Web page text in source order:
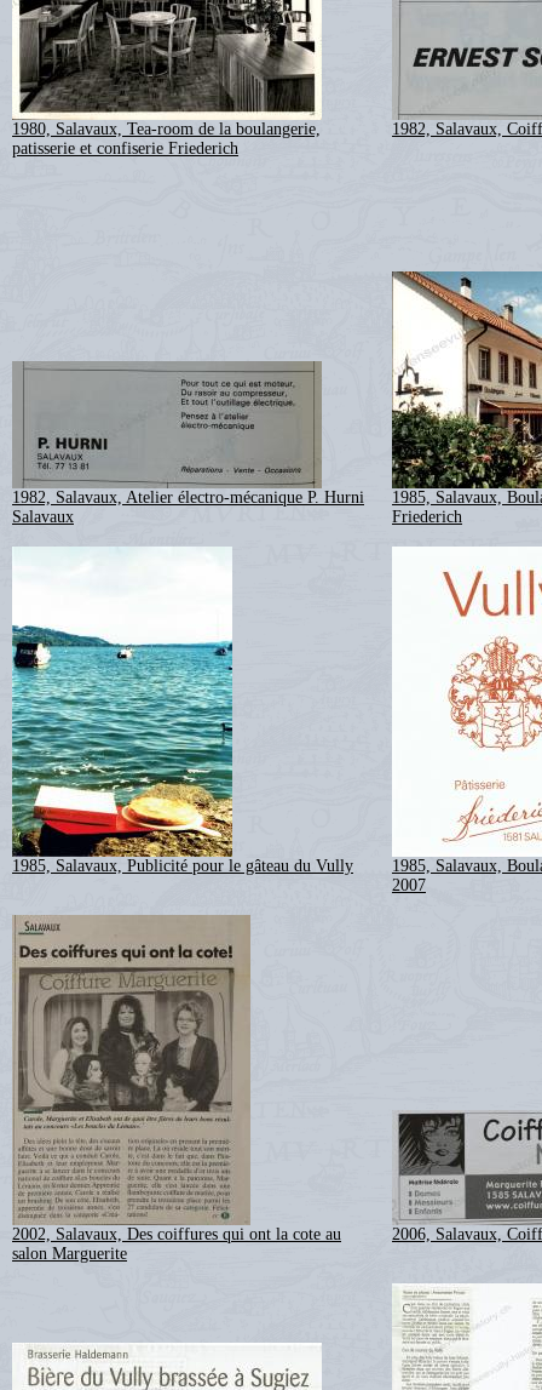
1980, Salavaux, Tea-room de la boulangerie,
patisserie et confiserie Friederich
1982, Salavaux,
1982, Salavaux, Atelier électro-mécanique P. Hurni
Salavaux
1985, Salavaux,
Friederich
1985, Salavaux, Publicité pour le gâteau du Vully
1985, Salavaux,
2007
2002, Salavaux, Des coiffures qui ont la cote au
salon Marguerite
2006, Salavaux,